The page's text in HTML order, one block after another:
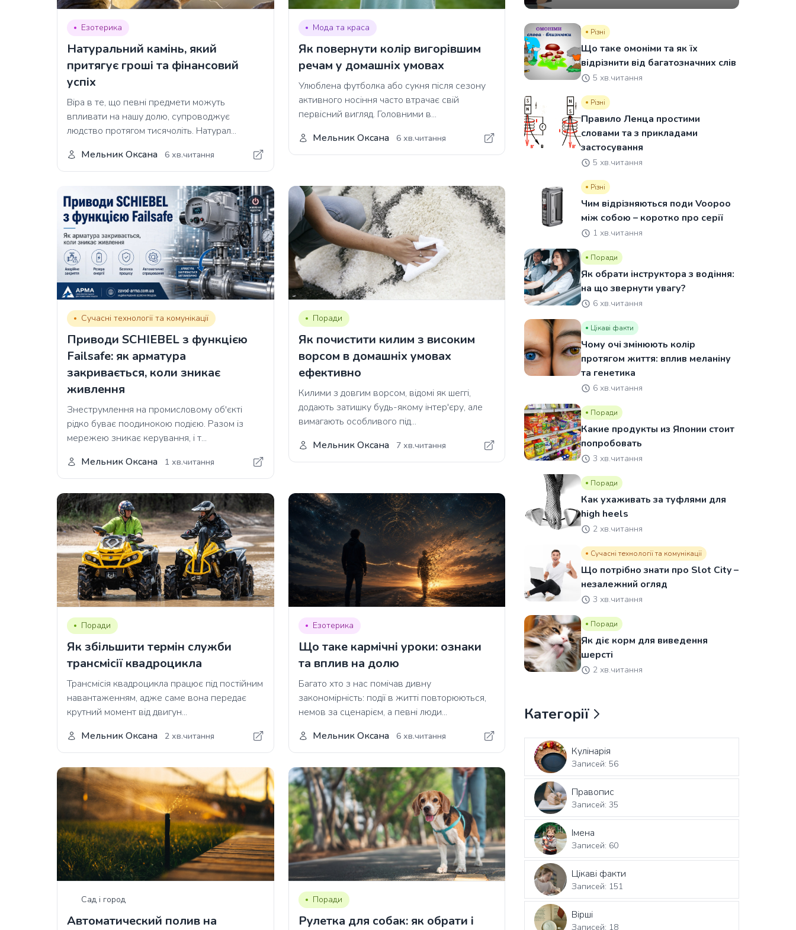
Езотерика
Натуральний камінь, який
притягує гроші та фінансовий
успіх
Віра в те, що певні предмети можуть
впливати на нашу долю, супроводжує
людство протягом тисячоліть. Натурал...
Мельник Оксана
6 хв.читання
Мода та краса
Як повернути колір вигорівшим
речам у домашніх умовах
Улюблена футболка або сукня після сезону
активного носіння часто втрачає свій
первісний вигляд. Головними в...
Мельник Оксана
6 хв.читання
Сучасні технології та комунікації
Приводи SCHIEBEL з функцією
Failsafe: як арматура
закривається, коли зникає
живлення
Знеструмлення на промисловому об'єкті
рідко буває поодинокою подією. Разом із
мережею зникає керування, і т...
Мельник Оксана
1 хв.читання
Поради
Як почистити килим з високим
ворсом в домашніх умовах
ефективно
Килими з довгим ворсом, відомі як шеггі,
додають затишку будь-якому інтер'єру, але
вимагають особливого під...
Мельник Оксана
7 хв.читання
Поради
Як збільшити термін служби
трансмісії квадроцикла
Трансмісія квадроцикла працює під постійним
навантаженням, адже саме вона передає
крутний момент від двигун...
Мельник Оксана
2 хв.читання
Езотерика
Що таке кармічні уроки: ознаки
та вплив на долю
Багато хто з нас помічав дивну
закономірність: події в житті повторюються,
немов за сценарієм, а певні люди...
Мельник Оксана
6 хв.читання
Сад і город
Автоматический полив на
Поради
Рулетка для собак: як обрати і
Різні
Що таке омоніми та як їх
відрізнити від багатозначних слів
5 хв.читання
Різні
Правило Ленца простими
словами та з прикладами
застосування
5 хв.читання
Різні
Чим відрізняються поди Voopoo
між собою – коротко про серії
1 хв.читання
Поради
Як обрати інструктора з водіння:
на що звернути увагу?
6 хв.читання
Цікаві факти
Чому очі змінюють колір
протягом життя: вплив меланіну
та генетика
6 хв.читання
Поради
Какие продукты из Японии стоит
попробовать
3 хв.читання
Поради
Как ухаживать за туфлями для
high heels
2 хв.читання
Сучасні технології та комунікації
Що потрібно знати про Slot City –
незалежний огляд
3 хв.читання
Поради
Як діє корм для виведення
шерсті
2 хв.читання
Категорії
Кулінарія
Записей: 56
Правопис
Записей: 35
Імена
Записей: 60
Цікаві факти
Записей: 151
Вірші
Записей: 18